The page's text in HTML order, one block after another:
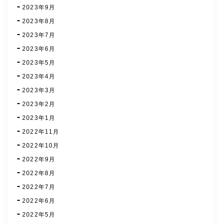
2023年9月
2023年8月
2023年7月
2023年6月
2023年5月
2023年4月
2023年3月
2023年2月
2023年1月
2022年11月
2022年10月
2022年9月
2022年8月
2022年7月
2022年6月
2022年5月